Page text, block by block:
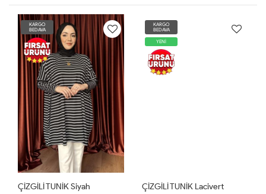
KARGO
BEDAVA
ÇİZGİLİ TUNİK Siyah
KARGO
BEDAVA
YENİ
ÇİZGİLİ TUNİK Lacivert